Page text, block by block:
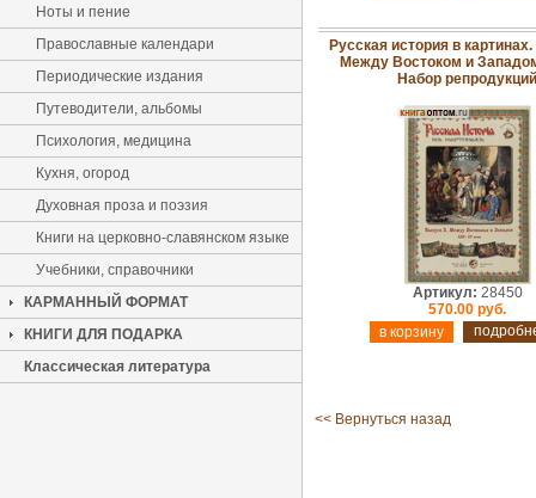
Ноты и пение
Православные календари
Периодические издания
Путеводители, альбомы
Психология, медицина
Кухня, огород
Духовная проза и поэзия
Книги на церковно-славянском языке
Учебники, справочники
КАРМАННЫЙ ФОРМАТ
КНИГИ ДЛЯ ПОДАРКА
Классическая литература
Русская история в
Между Востоком и
Набор репродукций
Артикул: 28450
570.00 руб.
<< Вернуться назад